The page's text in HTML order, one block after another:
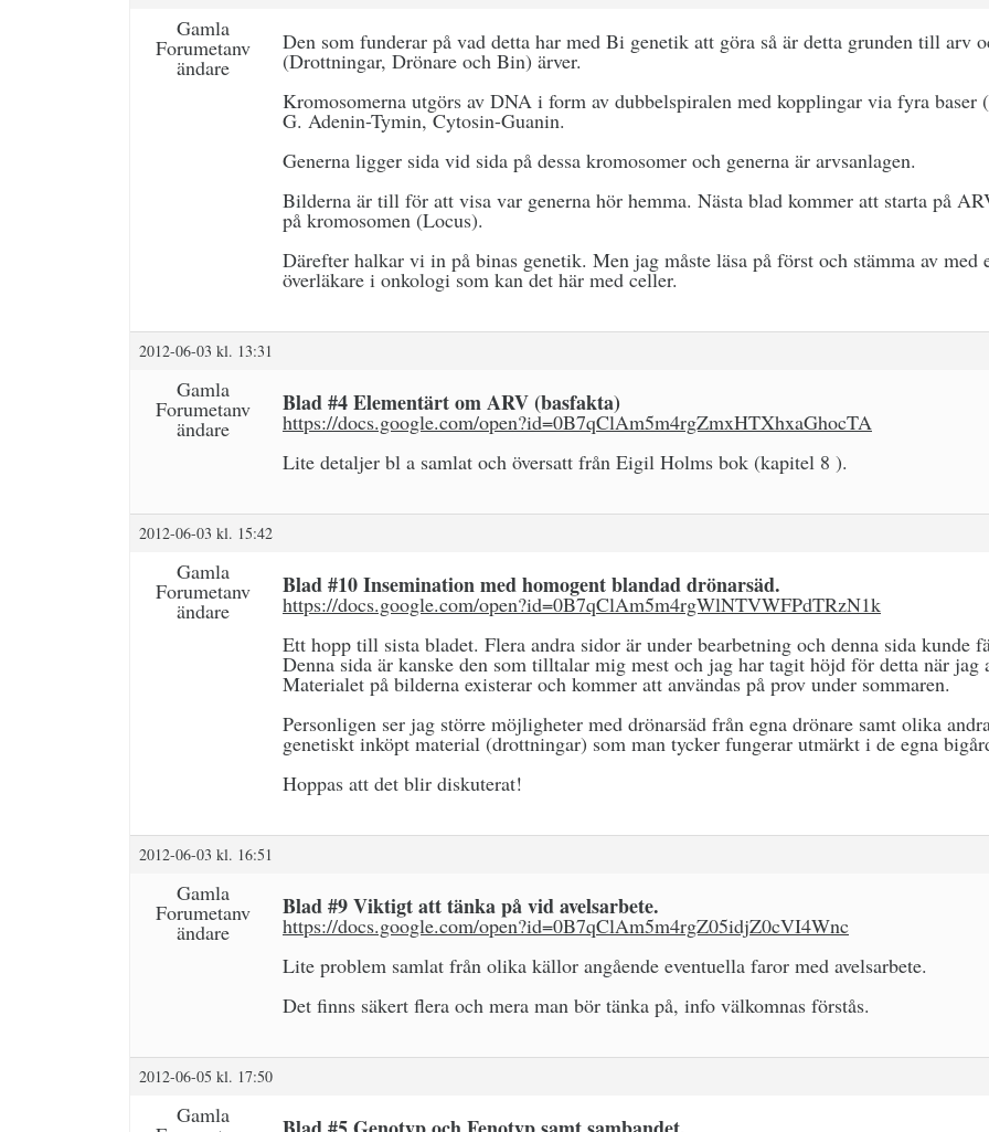
Gamla
Forumetanv
ändare
Den som funderar på vad detta har med Bi genetik att göra så är detta grunden till arv
(Drottningar, Drönare och Bin) ärver.
Kromosomerna utgörs av DNA i form av dubbelspiralen med kopplingar via fyra baser
G. Adenin-Tymin, Cytosin-Guanin.
Generna ligger sida vid sida på dessa kromosomer och generna är arvsanlagen.
Bilderna är till för att visa var generna hör hemma. Nästa blad kommer att starta på
på kromosomen (Locus).
Därefter halkar vi in på binas genetik. Men jag måste läsa på först och stämma av med
överläkare i onkologi som kan det här med celler.
2012-06-03 kl. 13:31
Gamla
Forumetanv
ändare
Blad #4 Elementärt om ARV (basfakta)
https://docs.google.com/open?id=0B7qClAm5m4rgZmxHTXhxaGhocTA
Lite detaljer bl a samlat och översatt från Eigil Holms bok (kapitel 8 ).
2012-06-03 kl. 15:42
Gamla
Forumetanv
ändare
Blad #10 Insemination med homogent blandad drönarsäd.
https://docs.google.com/open?id=0B7qClAm5m4rgWlNTVWFPdTRzN1k
Ett hopp till sista bladet. Flera andra sidor är under bearbetning och denna sida kunde
Denna sida är kanske den som tilltalar mig mest och jag har tagit höjd för detta när jag
Materialet på bilderna existerar och kommer att användas på prov under sommaren.
Personligen ser jag större möjligheter med drönarsäd från egna drönare samt olika
genetiskt inköpt material (drottningar) som man tycker fungerar utmärkt i de egna
Hoppas att det blir diskuterat!
2012-06-03 kl. 16:51
Gamla
Forumetanv
ändare
Blad #9 Viktigt att tänka på vid avelsarbete.
https://docs.google.com/open?id=0B7qClAm5m4rgZ05idjZ0cVI4Wnc
Lite problem samlat från olika källor angående eventuella faror med avelsarbete.
Det finns säkert flera och mera man bör tänka på, info välkomnas förstås.
2012-06-05 kl. 17:50
Gamla